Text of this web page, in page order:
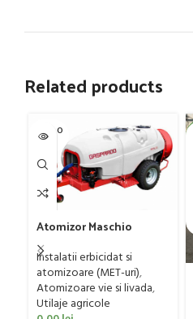
Related products
SOLD O
UT
Atomizor Maschio
Gaspardo model Futura
Avant 1000/800/121 E
Instalatii erbicidat si
atomizoare (MET-uri),
Atomizoare vie si livada,
Utilaje agricole